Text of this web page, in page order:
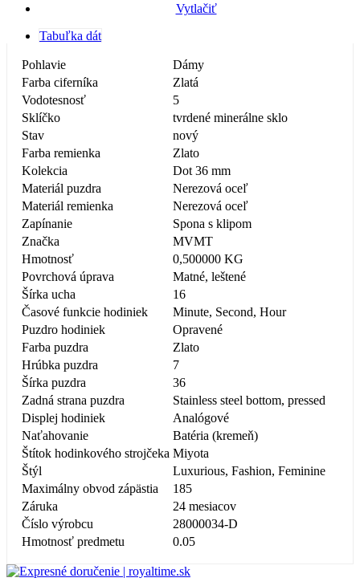
Vytlačiť
Tabuľka dát
Pohlavie
Dámy
Farba ciferníka
Zlatá
Vodotesnosť
5
Sklíčko
tvrdené minerálne sklo
Stav
nový
Farba remienka
Zlato
Kolekcia
Dot 36 mm
Materiál puzdra
Nerezová oceľ
Materiál remienka
Nerezová oceľ
Zapínanie
Spona s klipom
Značka
MVMT
Hmotnosť
0,500000 KG
Povrchová úprava
Matné, leštené
Šírka ucha
16
Časové funkcie hodiniek
Minute, Second, Hour
Puzdro hodiniek
Opravené
Farba puzdra
Zlato
Hrúbka puzdra
7
Šírka puzdra
36
Zadná strana puzdra
Stainless steel bottom, pressed
Displej hodiniek
Analógové
Naťahovanie
Batéria (kremeň)
Štítok hodinkového strojčeka Miyota
Štýl
Luxurious, Fashion, Feminine
Maximálny obvod zápästia
185
Záruka
24 mesiacov
Číslo výrobcu
28000034-D
Hmotnosť predmetu
0.05